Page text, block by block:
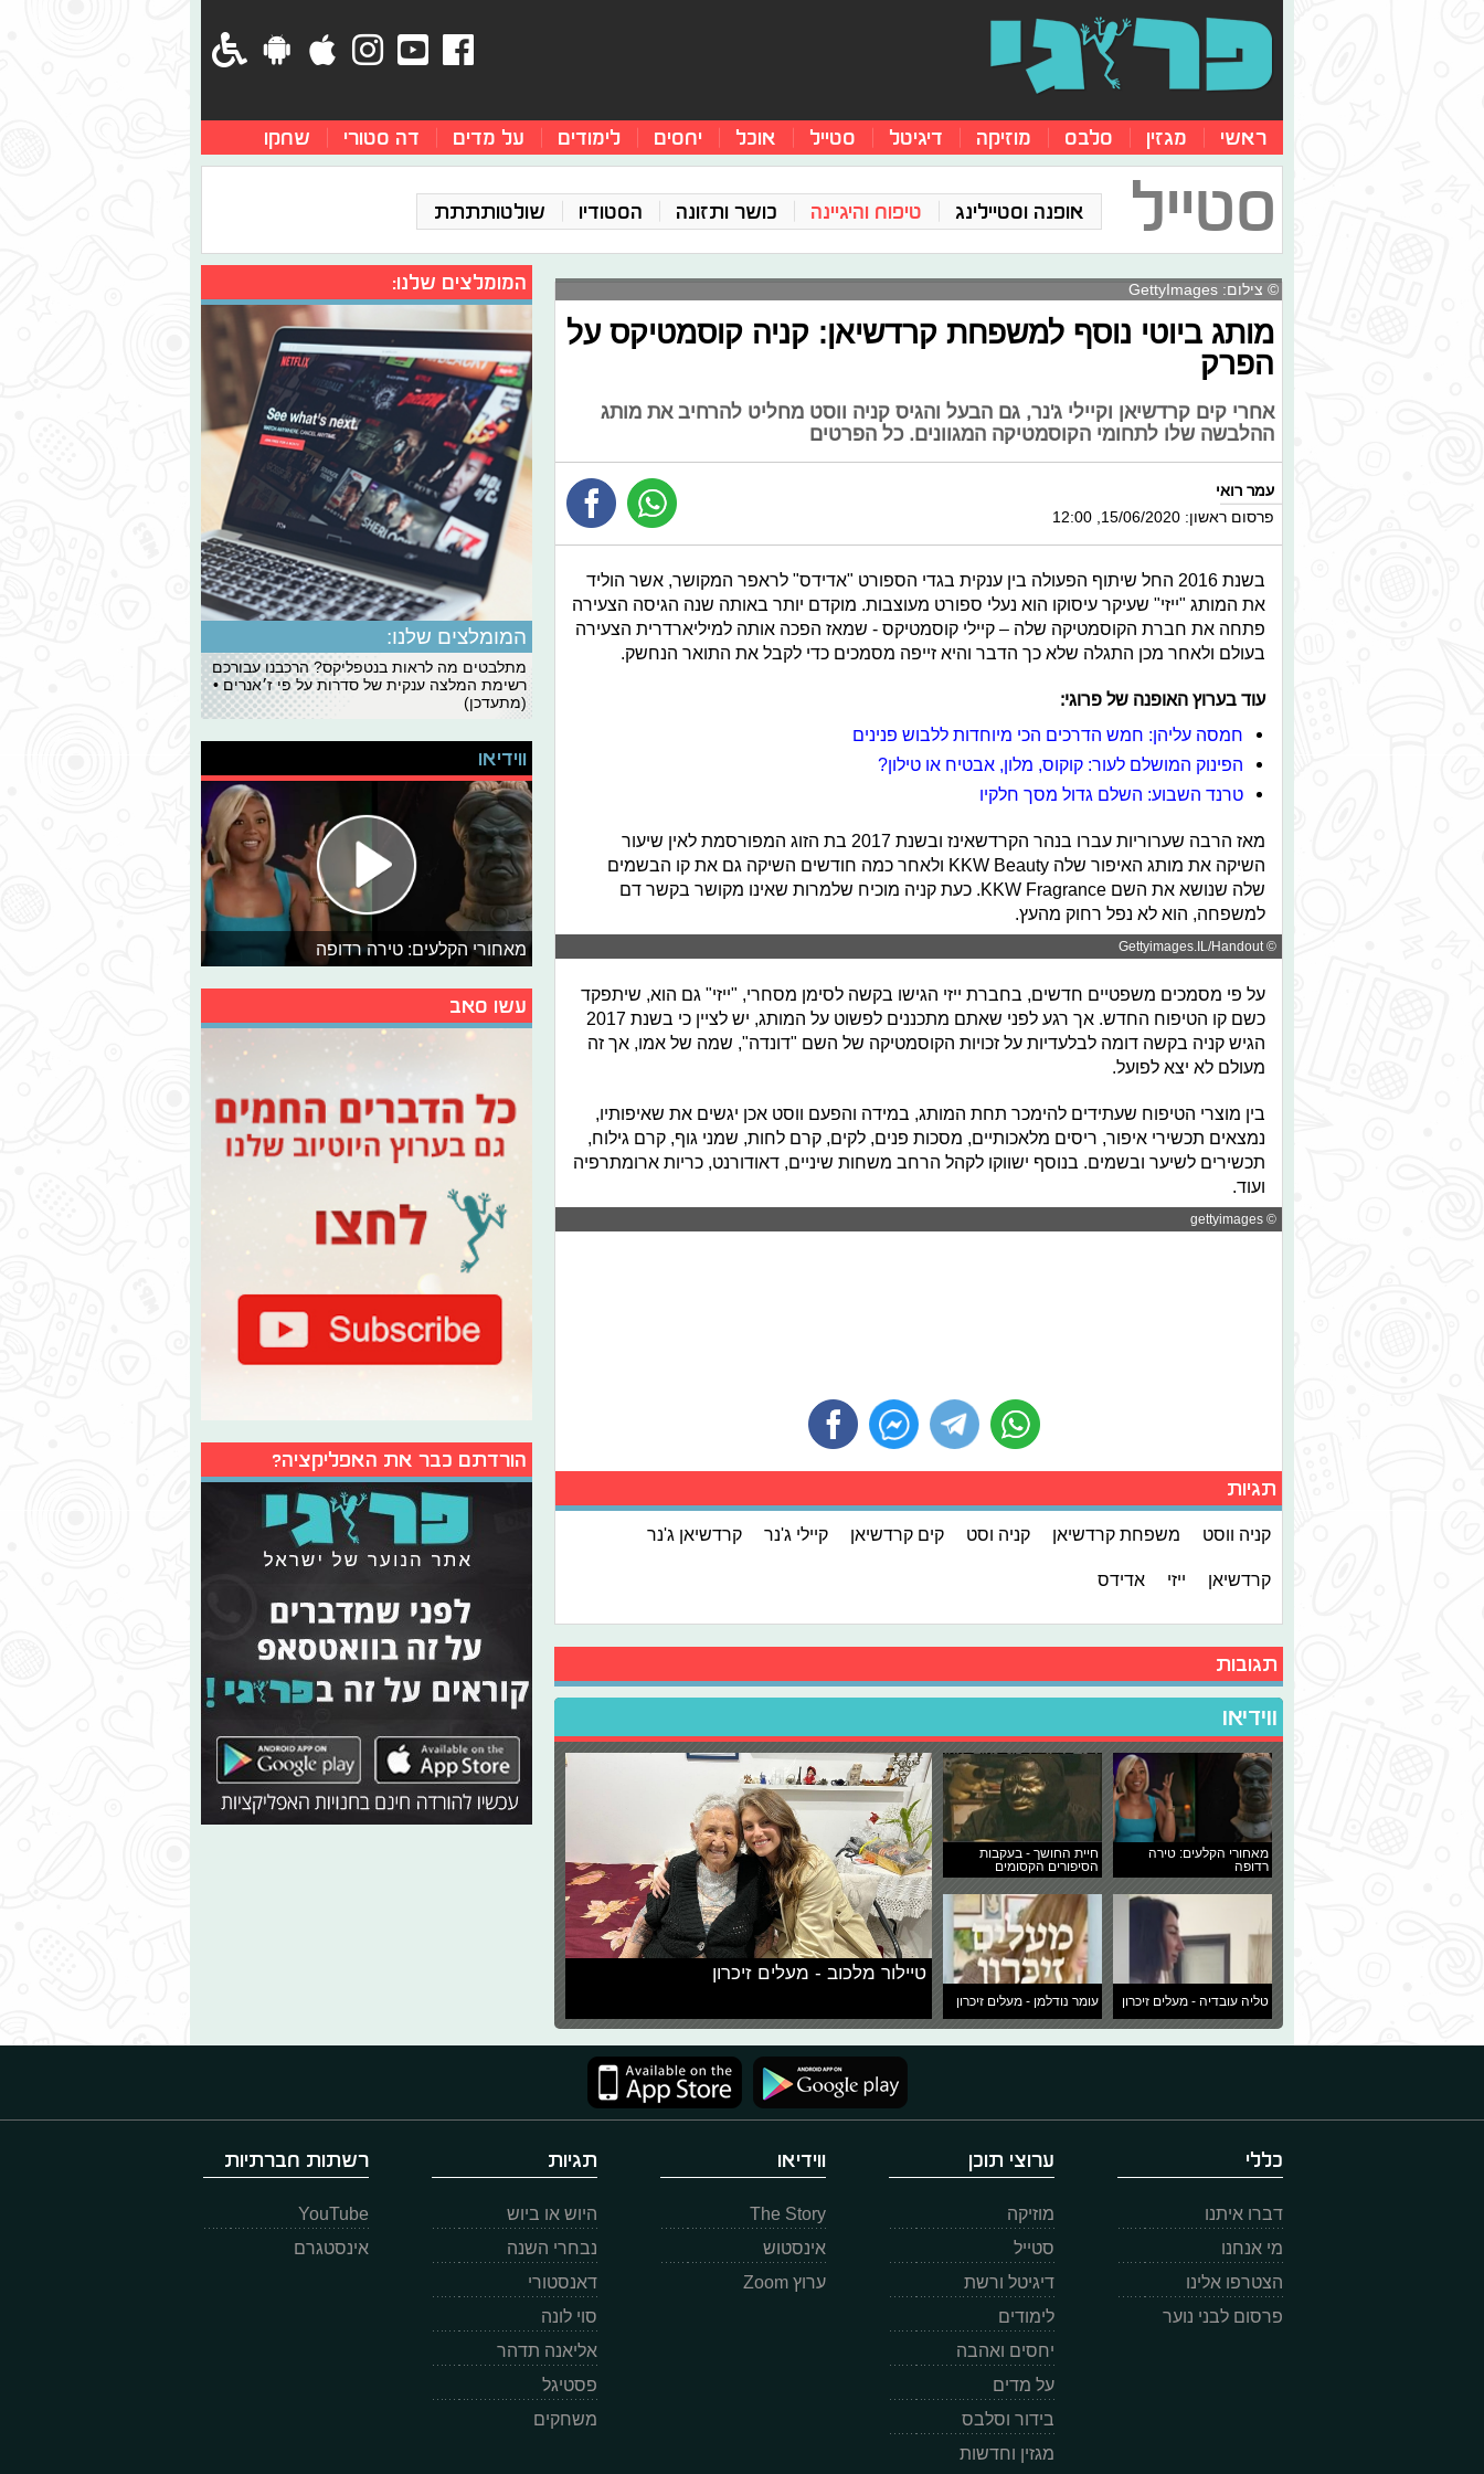
ראשי מגזין סלבס מוזיקה דיגיטל סטייל אוכל יחסים לימודים על מדים דה סטורי שחקו
סטייל אופנה וסטיילינג טיפוח והיגיינה כושר ותזונה הסטודיו שולטותתתת
© צילום: GettyImages
מותג ביוטי נוסף למשפחת קרדשיאן: קניה קוסמטיקס על
הפרק
אחרי קים קרדשיאן וקיילי ג'נר, גם הבעל והגיס קניה ווסט מחליט להרחיב את מותג
ההלבשה שלו לתחומי הקוסמטיקה המגוונים. כל הפרטים
עמר רואי
פרסום ראשון: 15/06/2020, 12:00
בשנת 2016 החל שיתוף הפעולה בין ענקית בגדי הספורט "אדידס" לראפר המקושר, אשר הוליד
את המותג "ייזי" שעיקר עיסוקו הוא נעלי ספורט מעוצבות. מוקדם יותר באותה שנה הגיסה הצעירה
פתחה את חברת הקוסמטיקה שלה – קיילי קוסמטיקס - שמאז הפכה אותה למיליארדרית הצעירה
בעולם ולאחר מכן התגלה שלא כך הדבר והיא זייפה מסמכים כדי לקבל את התואר הנחשק.
עוד בערוץ האופנה של פרוגי:
חמסה עליהן: חמש הדרכים הכי מיוחדות ללבוש פנינים
הפינוק המושלם לעור: קוקוס, מלון, אבטיח או טילון?
טרנד השבוע: השלם גדול מסך חלקיו
מאז הרבה שערוריות עברו בנהר הקרדשאינז ובשנת 2017 בת הזוג המפורסמת לאין שיעור
השיקה את מותג האיפור שלה KKW Beauty ולאחר כמה חודשים השיקה גם את קו הבשמים
שלה שנושא את השם KKW Fragrance. כעת קניה מוכיח שלמרות שאינו מקושר בקשר דם
למשפחה, הוא לא נפל רחוק מהעץ.
© Gettyimages.IL/Handout
על פי מסמכים משפטיים חדשים, בחברת ייזי הגישו בקשה לסימן מסחרי, "ייזי" גם הוא, שיתפקד
כשם קו הטיפוח החדש. אך רגע לפני שאתם מתכננים לפשוט על המותג, יש לציין כי בשנת 2017
הגיש קניה בקשה דומה לבלעדיות על זכויות הקוסמטיקה של השם "דונדה", שמה של אמו, אך זה
מעולם לא יצא לפועל.
בין מוצרי הטיפוח שעתידים להימכר תחת המותג, במידה והפעם ווסט אכן יגשים את שאיפותיו,
נמצאים תכשירי איפור, ריסים מלאכותיים, מסכות פנים, לקים, קרם לחות, שמני גוף, קרם גילוח,
תכשירים לשיער ובשמים. בנוסף ישווקו לקהל הרחב משחות שיניים, דאודורנט, כריות ארומתרפיה
ועוד.
© gettyimages
תגיות
קניה ווסט משפחת קרדשיאן קניה וסט קים קרדשיאן קיילי ג'נר קרדשיאן ג'נר
קרדשיאן ייזי אדידס
תגובות
ווידיאו
מאחורי הקלעים: טירה
רדופה
חיית החושך - בעקבות
הסיפורים הקסומים
טליה עובדיה - מעלים זיכרון עומר נודלמן - מעלים זיכרון
טיילור מלכוב - מעלים זיכרון
המומלצים שלנו:
המומלצים שלנו:
מתלבטים מה לראות בנטפליקס? הרכבנו עבורכם
רשימת המלצה ענקית של סדרות על פי ז׳אנרים •
(מתעדכן)
ווידיאו
מאחורי הקלעים: טירה רדופה
עשו סאב
הורדתם כבר את האפליקציה?
כללי
דברו איתנו
מי אנחנו
הצטרפו אלינו
פרסום לבני נוער
ערוצי תוכן
מוזיקה
סטייל
דיגיטל ורשת
לימודים
יחסים ואהבה
על מדים
בידור וסלבס
מגזין וחדשות
ווידיאו
The Story
אינסטוש
ערוץ Zoom
תגיות
היוש או ביוש
נבחרי השנה
דאנסטורי
סוי לונה
אליאנה תדהר
פסטיגל
משחקים
רשתות חברתיות
YouTube
אינסטגרם